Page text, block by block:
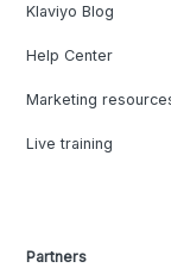
Klaviyo Blog
Help Center
Marketing
Live training
Partners